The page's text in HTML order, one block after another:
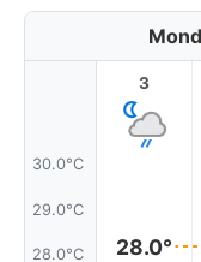
30.0°C
29.0°C
28.0°C
3
28.0°